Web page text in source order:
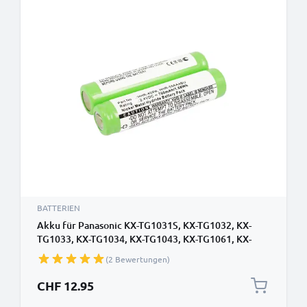
BATTERIEN
Akku für Panasonic KX-TG1031S, KX-TG1032, KX-
TG1033, KX-TG1034, KX-TG1043, KX-TG1061, KX-
TG1062 HHR-55AAAB (700mAh, 2.4V) von CELLONIC
(2 Bewertungen)
CHF 12.95